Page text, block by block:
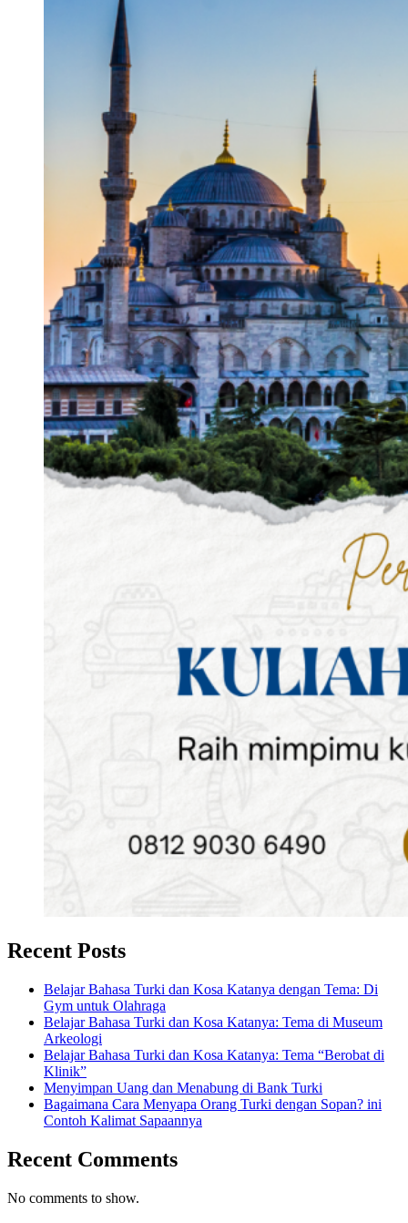
Recent Posts
Belajar Bahasa Turki dan Kosa Katanya dengan Tema: Di
Gym untuk Olahraga
Belajar Bahasa Turki dan Kosa Katanya: Tema di Museum
Arkeologi
Belajar Bahasa Turki dan Kosa Katanya: Tema “Berobat di
Klinik”
Menyimpan Uang dan Menabung di Bank Turki
Bagaimana Cara Menyapa Orang Turki dengan Sopan? ini
Contoh Kalimat Sapaannya
Recent Comments
No comments to show.